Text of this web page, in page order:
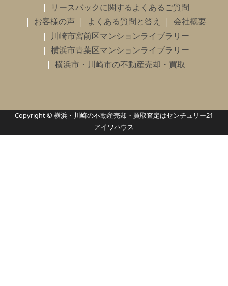
リースバックに関するよくあるご質問
お客様の声
よくある質問と答え
会社概要
川崎市宮前区マンションライブラリー
横浜市青葉区マンションライブラリー
横浜市・川崎市の不動産売却・買取
Copyright © 横浜・川崎の不動産売却・買取査定はセンチュリー21
アイワハウス